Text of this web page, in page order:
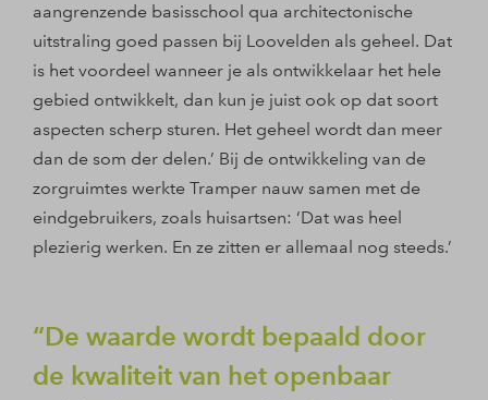
aangrenzende basisschool qua architectonische
uitstraling goed passen bij Loovelden als geheel. Dat
is het voordeel wanneer je als ontwikkelaar het hele
gebied ontwikkelt, dan kun je juist ook op dat soort
aspecten scherp sturen. Het geheel wordt dan meer
dan de som der delen.’ Bij de ontwikkeling van de
zorgruimtes werkte Tramper nauw samen met de
eindgebruikers, zoals huisartsen: ‘Dat was heel
plezierig werken. En ze zitten er allemaal nog steeds.’
De waarde wordt bepaald door
de kwaliteit van het openbaar